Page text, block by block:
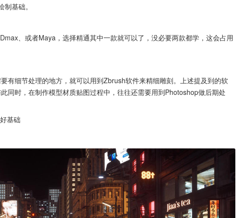
基础。
、或者Maya，选择精通其中一款就可以了，没必要两款都学，这会占用
有细节处理的地方，就可以用到Zbrush软件来精细雕刻。上述提及到的软
同时，在制作模型材质贴图过程中，往往还需要用到Photoshop做后期处
基础